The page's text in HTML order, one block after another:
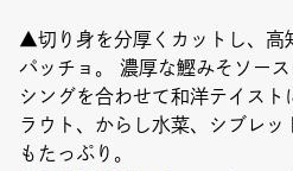
▲切り身を分厚くカットし、高
パッチョ。 濃厚な鰹みそソー
シングを合わせて和洋テイス
ラウト、からし水菜、シブレ
もたっぷり。